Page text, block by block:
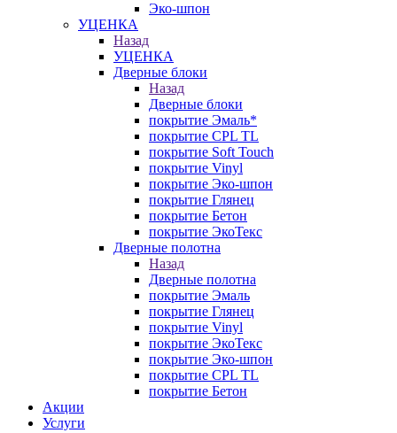
Эко-шпон
УЦЕНКА
Назад
УЦЕНКА
Дверные блоки
Назад
Дверные блоки
покрытие Эмаль*
покрытие CPL TL
покрытие Soft Touch
покрытие Vinyl
покрытие Эко-шпон
покрытие Глянец
покрытие Бетон
покрытие ЭкоТекс
Дверные полотна
Назад
Дверные полотна
покрытие Эмаль
покрытие Глянец
покрытие Vinyl
покрытие ЭкоТекс
покрытие Эко-шпон
покрытие CPL TL
покрытие Бетон
Акции
Услуги